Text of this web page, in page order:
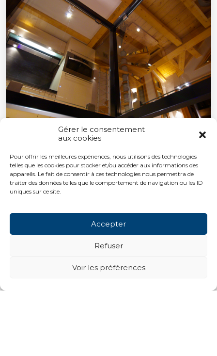
Gérer le consentement
aux cookies
Pour offrir les meilleures expériences, nous utilisons des technologies
telles que les cookies pour stocker et/ou accéder aux informations des
appareils. Le fait de consentir à ces technologies nous permettra de
traiter des données telles que le comportement de navigation ou les ID
uniques sur ce site.
Accepter
Refuser
Voir les préférences
Projets suivants